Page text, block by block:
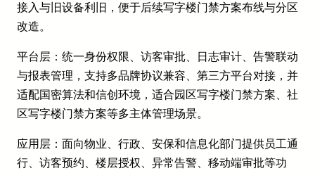
接入与旧设备利旧，便于后续写字楼门禁方案布线与分区
改造。
平台层：统一身份权限、访客审批、日志审计、告警联动
与报表管理，支持多品牌协议兼容、第三方平台对接，并
适配国密算法和信创环境，适合园区写字楼门禁方案、社
区写字楼门禁方案等多主体管理场景。
应用层：面向物业、行政、安保和信息化部门提供员工通
行、访客预约、楼层授权、异常告警、移动端审批等功